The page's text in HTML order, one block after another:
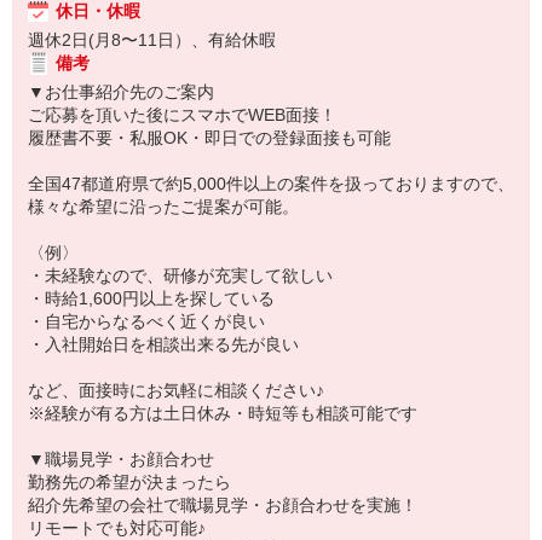
休日・休暇
週休2日(月8〜11日）、有給休暇
備考
▼お仕事紹介先のご案内
ご応募を頂いた後にスマホでWEB面接！
履歴書不要・私服OK・即日での登録面接も可能
全国47都道府県で約5,000件以上の案件を扱っておりますので、
様々な希望に沿ったご提案が可能。
〈例〉
・未経験なので、研修が充実して欲しい
・時給1,600円以上を探している
・自宅からなるべく近くが良い
・入社開始日を相談出来る先が良い
など、面接時にお気軽に相談ください♪
※経験が有る方は土日休み・時短等も相談可能です
▼職場見学・お顔合わせ
勤務先の希望が決まったら
紹介先希望の会社で職場見学・お顔合わせを実施！
リモートでも対応可能♪